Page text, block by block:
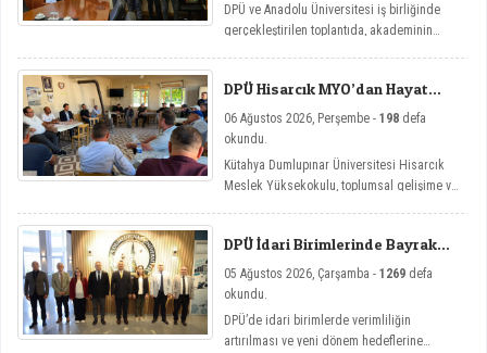
DPÜ ve Anadolu Üniversitesi iş birliğinde
gerçekleştirilen toplantıda, akademinin
DPÜ Hisarcık MYO’dan Hayat
06 Ağustos 2026, Perşembe - 198 defa
okundu.
Kütahya Dumlupınar Üniversitesi Hisarcık
Meslek Yüksekokulu, toplumsal gelişime ve
Sohbetler etkinlik serisi kapsamında dört
önemli söyleşiye imza attı.
DPÜ İdari Birimlerinde Bayrak
05 Ağustos 2026, Çarşamba - 1269 defa
okundu.
DPÜ’de idari birimlerde verimliliğin
artırılması ve yeni dönem hedeflerine